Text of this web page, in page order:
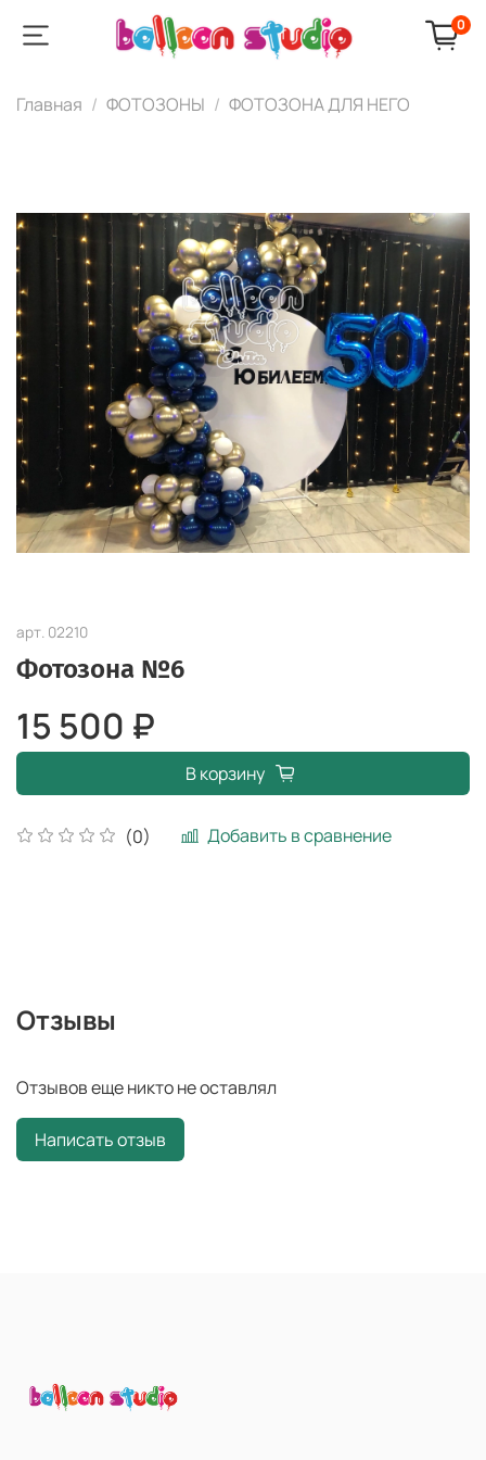
0
Главная ФОТОЗОНЫ ФОТОЗОНА ДЛЯ НЕГО
арт. 02210
Фотозона №6
(0) Добавить в сравнение
15 500 ₽
В корзину
Отзывы
Отзывов еще никто не оставлял
Написать отзыв